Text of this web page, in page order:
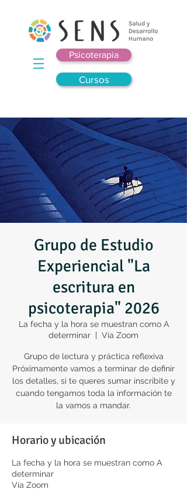
Psicoterapia
Cursos
Grupo de Estudio
Experiencial "La
escritura en
psicoterapia" 2026
La fecha y la hora se muestran como A
determinar
  |
Vía Zoom
Grupo de lectura y práctica reflexiva
Próximamente vamos a terminar de definir
los detalles, si te queres sumar inscribite y
cuando tengamos toda la información te
la vamos a mandar.
Horario y ubicación
La fecha y la hora se muestran como A
determinar
Vía Zoom